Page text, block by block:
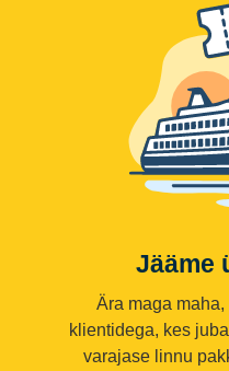
Jääme
Ära maga
klientidega, kes
varajase linnu